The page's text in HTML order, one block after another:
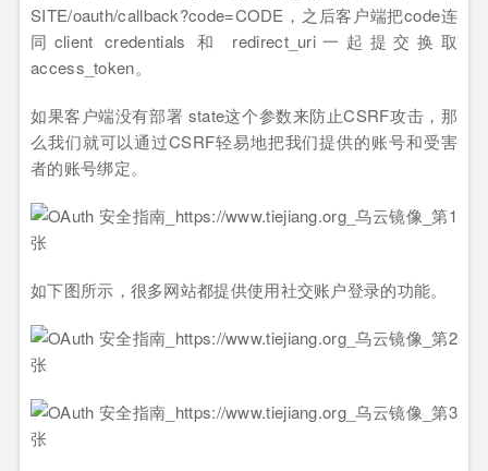
SITE/oauth/callback?code=CODE，之后客户端把code连
同client credentials 和 redirect_uri一起提交换取
access_token。
如果客户端没有部署 state这个参数来防止CSRF攻击，那
么我们就可以通过CSRF轻易地把我们提供的账号和受害
者的账号绑定。
如下图所示，很多网站都提供使用社交账户登录的功能。